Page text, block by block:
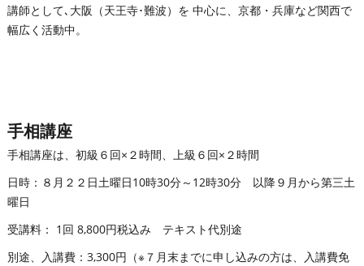
講師として､大阪（天王寺･難波）を 中心に、京都・兵庫など関西で
幅広く活動中。
手相講座
手相講座は、初級６回×２時間、上級６回×２時間
日時：８月２２日土曜日10時30分～12時30分 以降９月から第三土
曜日
受講料： 1回 8,800円税込み テキスト代別途
別途、入講費：3,300円（※７月末までに申し込みの方は、入講費免